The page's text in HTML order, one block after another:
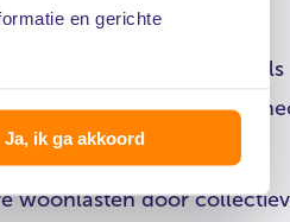
en gerichte
Ja, ik ga akkoord
tot extra informatie zoals
e-books en
woonlasten door